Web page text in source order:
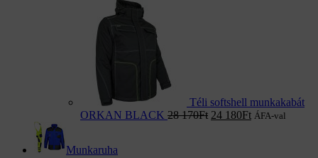
Téli softshell munkakabát
ORKAN BLACK 28 170Ft 24 180Ft ÁFA-val
Munkaruha